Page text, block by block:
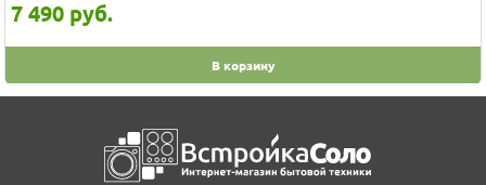
12 490руб.
В корзину